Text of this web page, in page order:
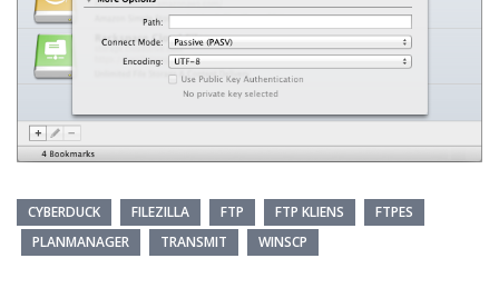
CYBERDUCK FILEZILLA FTP FTP KLIENS
FTPES
PLANMANAGER
TRANSMIT WINSCP